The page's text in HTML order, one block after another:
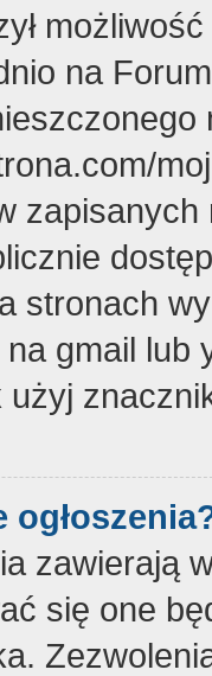
na
stronach
gmail lub
zawierają
się one